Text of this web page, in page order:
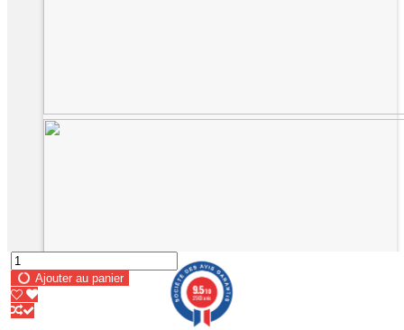
Ajouter au panier
9.5/10
2563 avis